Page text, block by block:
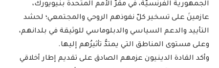
الجمهورية الفرنسيّة، في مقرّ الأُمم المتحدة بنيويورك،
عازمينَ على تسخير كلّ نفوذهم الروحي والمجتمعي؛ لحشد
التأييد والدعم السياسي والدبلوماسي للوثيقة في بلدانهم،
وعلى مستوى المناطق التي يمتدُّ تأثيرُهم إليها.
وأكد القادة الدينيون عزمهم الصادق على تقديم إطار أخلاقي